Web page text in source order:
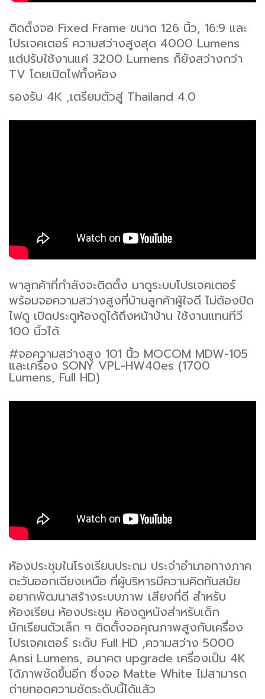
ติดตั้งจอ Fixed Frame ขนาด 126 นิ้ว, 16:9 และ
โปรเจคเตอร์ ความสว่างสูงสุด 4000 Lumens
แต่ปรับใช้งานแค่ 3200 Lumens ก็ยังสว่างกว่า
TV โดยเปิดไฟทั้งห้อง
รองรับ 4K ,เตรียมตัวสู่ Thailand 4.0
พาลูกค้าที่กำลังจะติดตั้ง มาดูระบบโปรเจคเตอร์
พร้อมจอความสว่างสูงที่บ้านลูกค้าผู้ใจดี ไม่ต้องปิด
ไฟดู เปิดประตูห้องดูได้ถึงหน้าบ้าน ใช้งานแทนทีวี
100 นิ้วได้
#จอความสว่างสูง 101 นิ้ว MOCOM MDW-105
และเครื่อง SONY VPL-HW40es (1700
Lumens, Full HD)
ห้องประชุมในโรงเรียนประถม ประจำอำเภอทางภาค
ตะวันออกเฉียงเหนือ ที่ผู้บริหารมีความคิดทันสมัย
อยากพัฒนาสร้างระบบภาพ เสียงที่ดี สำหรับ
ห้องเรียน ห้องประชุม ห้องดูหนังสำหรับเด็ก
นักเรียนตัวเล็ก ๆ ติดตั้งจอคุณภาพสูงกับเครื่อง
โปรเจคเตอร์ ระดับ Full HD ,ความสว่าง 5000
Ansi Lumens, อนาคต upgrade เครื่องเป็น 4K
ได้ภาพชัดขึ้นอีก ซึ่งจอ Matte White ไม่สามารถ
ถ่ายทอดความชัดระดับนี้ได้แล้ว